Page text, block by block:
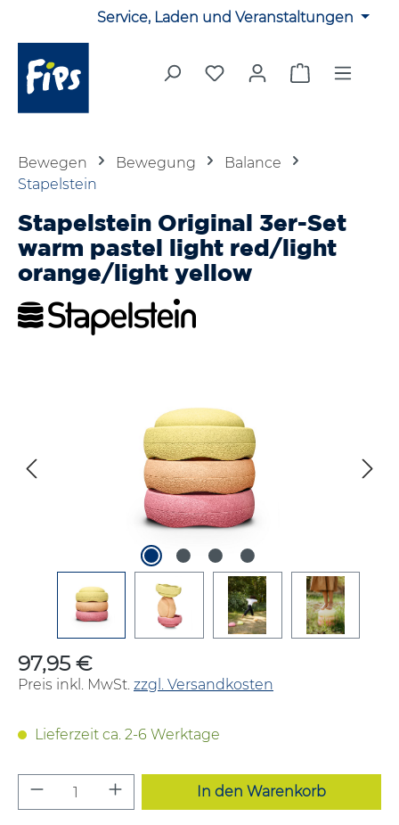
Zum Hauptinhalt springenService, Laden und Veranstaltungen
Du hast 0 Produkte auf
Warenkorb
Bewegen Bewegung
Balance
Stapelstein
Stapelstein Original 3er-Set
warm pastel light red/light
orange/light yellow
Regulärer Preis:
97,95 €
Preis inkl. MwSt. zzgl. Versandkosten
Lieferzeit ca. 2-6 Werktage
Produkt Anzahl: Gib den
In den Warenkorb